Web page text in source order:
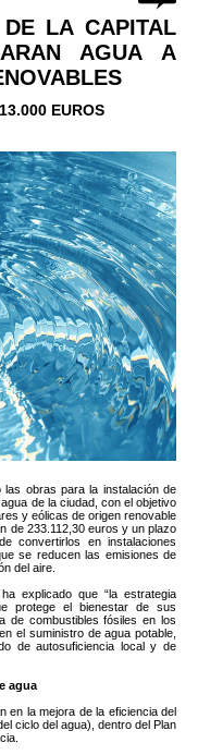
DE LA CAPITAL
AGUA A
EUROS
las obras para la instalación de
de la ciudad, con el objetivo
y eólicas de origen renovable
de 233.112,30 euros y un plazo
convertirlos en instalaciones
se reducen las emisiones de
del aire.
explicado que “la estrategia
protege el bienestar de sus
de combustibles fósiles en los
el suministro de agua potable,
de autosuficiencia local y de
agua
en la mejora de la eficiencia del
ciclo del agua), dentro del Plan